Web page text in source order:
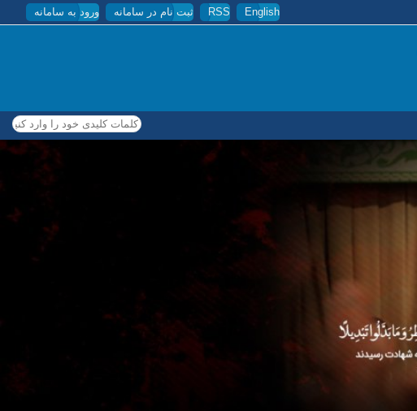
English
RSS ثبت نام در سامانه ورود به سامانه
کلمات کلیدی خود را وارد کنید